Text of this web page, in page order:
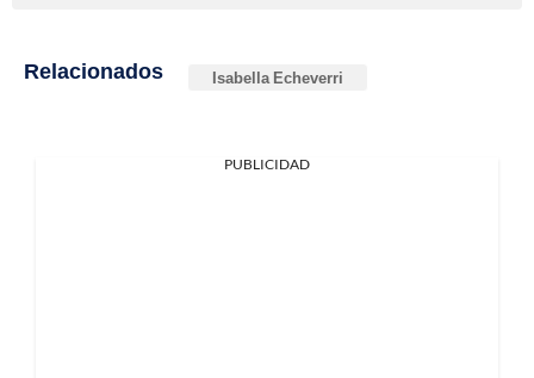
Relacionados Isabella Echeverri
PUBLICIDAD